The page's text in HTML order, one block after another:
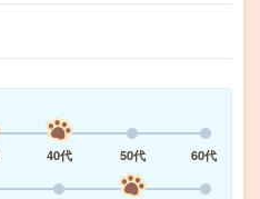
40代 50代
60代